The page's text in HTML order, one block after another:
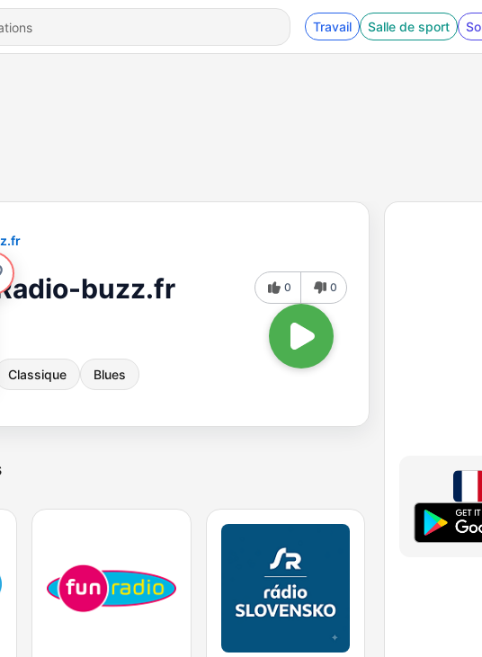
Travail Salle de sport
buzz.fr
Classique Blues
0 0